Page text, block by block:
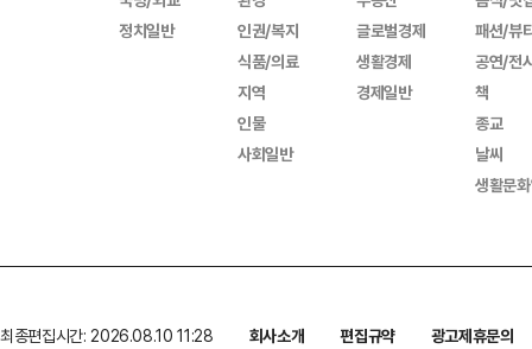
정치일반
인권/복지
식품/의료
지역
인물
사회일반
글로벌경제
생활경제
경제일반
패션/뷰
공연/전
책
종교
날씨
생활문
최종편집시간: 2026.08.10 11:28 회사소개 편집규약
광고제휴문의